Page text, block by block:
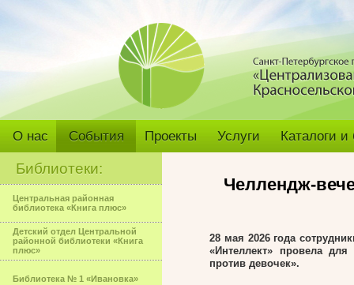
О нас События Проекты Услуги Каталоги
Библиотеки:
Центральная районная
библиотека «Книга плюс»
Детский отдел Центральной
районной библиотеки «Книга
плюс»
Библиотека № 1 «Ивановка»
Челлендж-
28 мая 2026 года
«Интеллект» провела
против девочек».